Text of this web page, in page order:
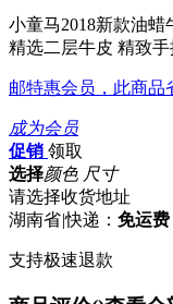
小童马2018新款油
精选二层牛皮 精致
邮特惠会员，此商品
成为会员
促销 领取
选择颜色 尺寸
请选择收货地址
湖南省|快递： 免运费
支持极速退款